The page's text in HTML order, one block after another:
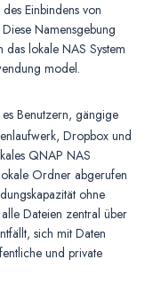
Einbindens von
Namensgebung
lokale NAS System
model.
Benutzern, gängige
Dropbox und
QNAP NAS
Ordner abgerufen
ohne
Dateien zentral über
sich mit Daten
und private